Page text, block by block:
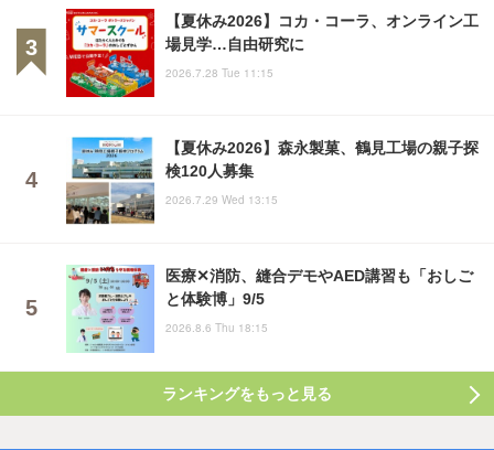
【夏休み2026】コカ・コーラ、オンライン工
場見学…自由研究に
2026.7.28 Tue 11:15
【夏休み2026】森永製菓、鶴見工場の親子探
検120人募集
2026.7.29 Wed 13:15
医療✕消防、縫合デモやAED講習も「おしご
と体験博」9/5
2026.8.6 Thu 18:15
ランキングをもっと見る